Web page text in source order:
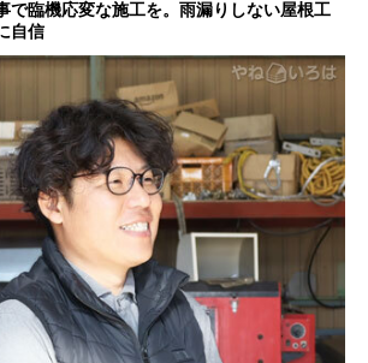
で臨機応変な施工を。雨漏りしない屋根工
自信